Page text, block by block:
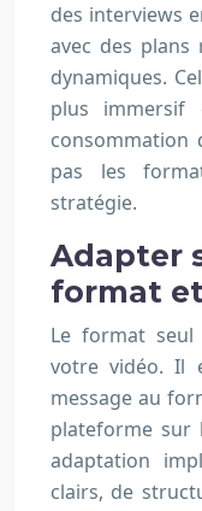
des interviews
avec des plans
dynamiques.
plus immersif
consommation
pas les
stratégie.
Adapter
format
Le format
votre vidéo. Il
message au
plateforme sur
adaptation
clairs, de